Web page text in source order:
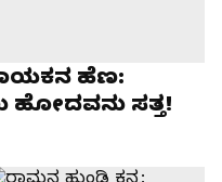
ಹೆಣ:
ಹೋದವನು ಸತ್ತ!